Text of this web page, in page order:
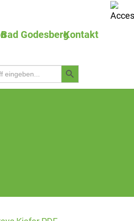
Bad GodesbergKontakt
Search
Button